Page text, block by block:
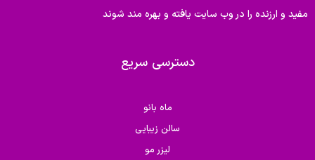
مفید و ارزنده را در وب سایت یافته و بهره مند شوند
دسترسی سریع
ماه بانو
سالن زیبایی
لیزر مو